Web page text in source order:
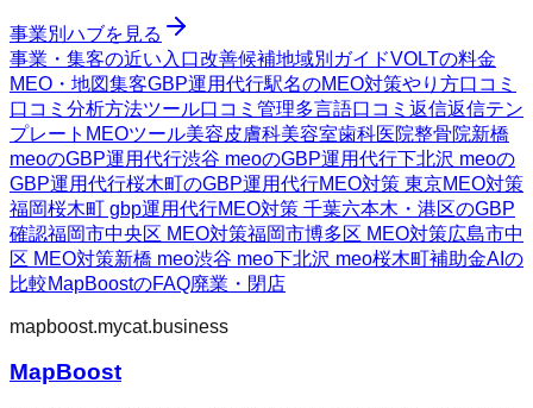
事業別ハブを見る
事業・集客の近い入口改善候補地域別ガイドVOLTの料金
MEO・地図集客GBP運用代行駅名のMEO対策やり方口コミ
口コミ分析方法ツール口コミ管理多言語口コミ返信返信テン
プレート MEOツール美容皮膚科美容室歯科医院整骨院新橋
meoのGBP運用代行渋谷 meoのGBP運用代行下北沢 meoの
GBP運用代行桜木町のGBP運用代行MEO対策 東京MEO対策
福岡桜木町 gbp運用代行MEO対策 千葉六本木・港区のGBP
確認福岡市中央区 MEO対策福岡市博多区 MEO対策広島市中
区 MEO対策新橋 meo渋谷 meo下北沢 meo桜木町補助金AIの
比較MapBoostのFAQ廃業・閉店
mapboost.mycat.business
MapBoost